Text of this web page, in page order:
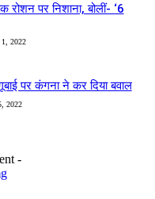
पर निशाना, बोलीं- ‘6
1, 2022
पर कंगना ने कर दिया बवाल
2022
-